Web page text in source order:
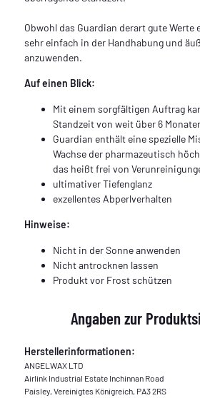
Obwohl das Guardian derart gute Werte
sehr einfach in der Handhabung und
anzuwenden.
Auf einen Blick:
Mit einem sorgfältigen Auftrag
Standzeit von weit über 6
Guardian enthält eine spezielle
Wachse der pharmazeutisch
das heißt frei von
ultimativer Tiefenglanz
exzellentes Abperlverhalten
Hinweise:
Nicht in der Sonne anwenden
Nicht antrocknen lassen
Produkt vor Frost schützen
Angaben zur
Herstellerinformationen:
ANGELWAX LTD
Airlink Industrial Estate Inchinnan Road
Paisley, Vereinigtes Königreich, PA3 2RS